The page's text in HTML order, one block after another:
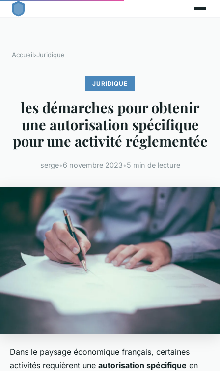
Accueil›Juridique
JURIDIQUE
les démarches pour obtenir
une autorisation spécifique
pour une activité réglementée
serge•6 novembre 2023•5 min de lecture
Dans le paysage économique français, certaines
activités requièrent une autorisation spécifique en